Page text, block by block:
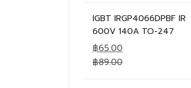
IGBT IRGP4066DPBF IR
600V 140A TO-247
฿65.00
฿89.00